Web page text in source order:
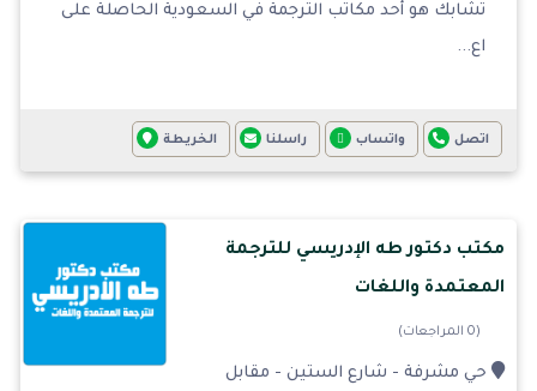
تشابك هو أحد مكاتب الترجمة في السعودية الحاصلة على
اع...
اتصل واتساب راسلنا الخريطة
مكتب دكتور طه الإدريسي للترجمة
المعتمدة واللغات
(0 المراجعات)
حي مشرفة - شارع الستين - مقابل